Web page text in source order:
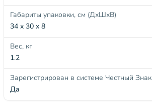
Габариты упаковки, см (ДхШхВ)
34 x 30 x 8
Вес, кг
1.2
Зарегистрирован в системе Честный Знак
Да